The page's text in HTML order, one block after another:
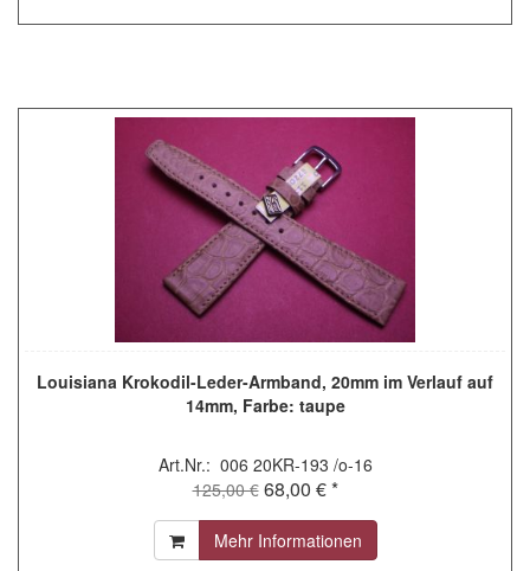
Louisiana Krokodil-Leder-Armband, 20mm im Verlauf auf
14mm, Farbe: taupe
Art.Nr.: 006 20KR-193 /o-16
125,00 € 68,00 € *
Mehr Informationen